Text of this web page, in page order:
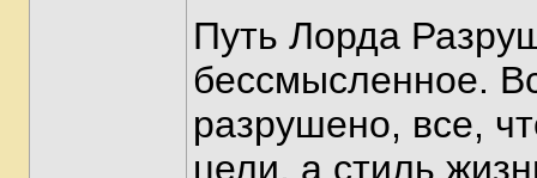
Путь Лорда
бессмысленное.
разрушено, все,
цели, а стиль